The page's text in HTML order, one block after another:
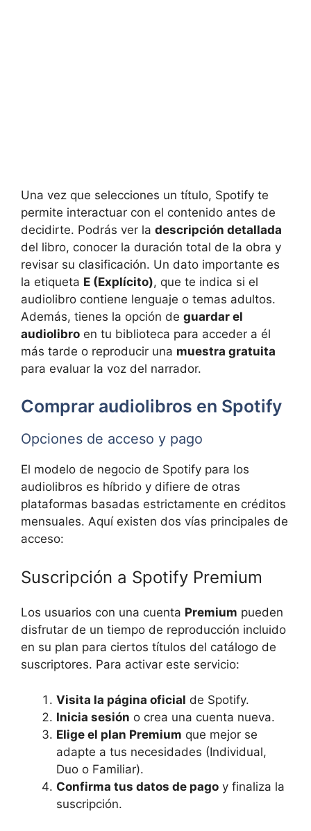
Una vez que selecciones un título, Spotify te
permite interactuar con el contenido antes de
decidirte. Podrás ver la descripción detallada
del libro, conocer la duración total de la obra y
revisar su clasificación. Un dato importante es
la etiqueta E (Explícito), que te indica si el
audiolibro contiene lenguaje o temas adultos.
Además, tienes la opción de guardar el
audiolibro en tu biblioteca para acceder a él
más tarde o reproducir una muestra gratuita
para evaluar la voz del narrador.
Comprar audiolibros en Spotify
Opciones de acceso y pago
El modelo de negocio de Spotify para los
audiolibros es híbrido y difiere de otras
plataformas basadas estrictamente en créditos
mensuales. Aquí existen dos vías principales de
acceso:
Suscripción a Spotify Premium
Los usuarios con una cuenta Premium pueden
disfrutar de un tiempo de reproducción incluido
en su plan para ciertos títulos del catálogo de
suscriptores. Para activar este servicio:
Visita la página oficial de Spotify.
Inicia sesión o crea una cuenta nueva.
Elige el plan Premium que mejor se
adapte a tus necesidades (Individual,
Duo o Familiar).
Confirma tus datos de pago y finaliza la
suscripción.